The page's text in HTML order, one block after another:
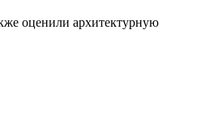
оценили архитектурную